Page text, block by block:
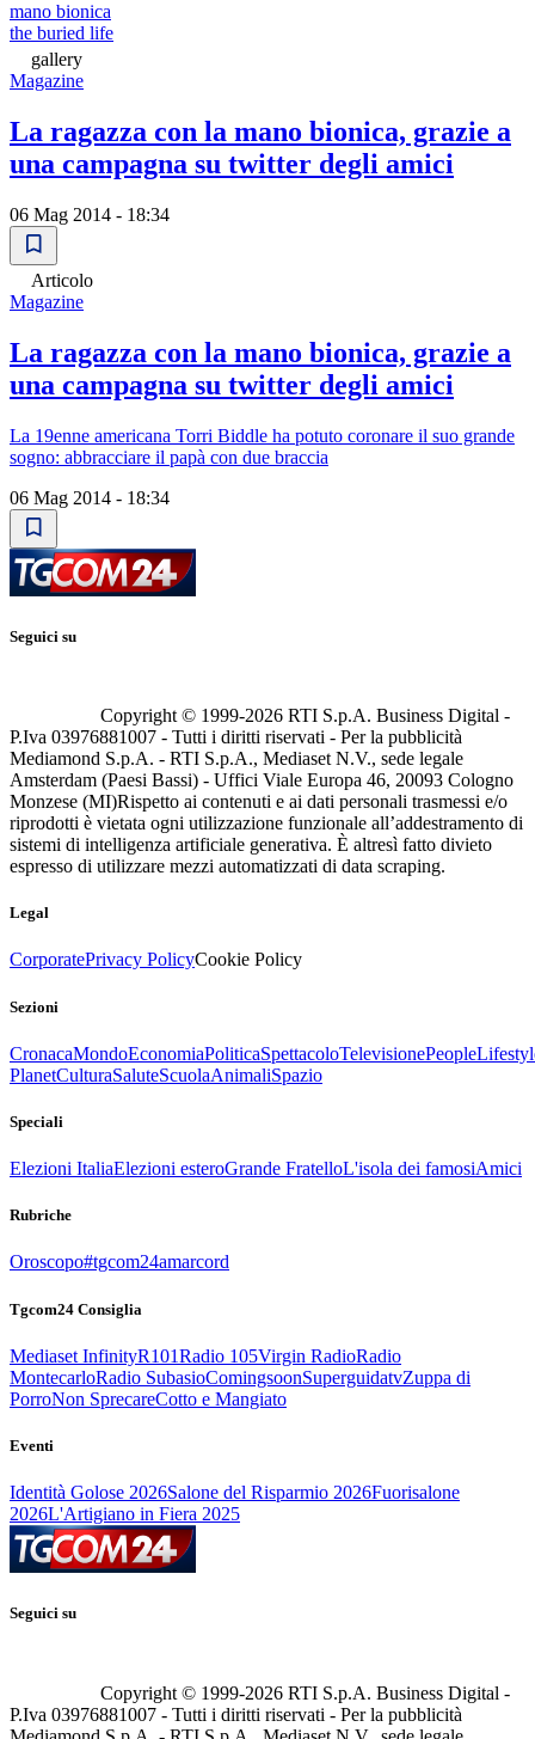
mano bionica
the buried life
gallery
Magazine
La ragazza con la mano bionica, grazie a
una campagna su twitter degli amici
06 Mag 2014 - 18:34
Articolo
Magazine
La ragazza con la mano bionica, grazie a
una campagna su twitter degli amici
La 19enne americana Torri Biddle ha potuto coronare il suo grande
sogno: abbracciare il papà con due braccia
06 Mag 2014 - 18:34
Seguici su
Copyright © 1999-2026 RTI S.p.A. Business Digital -
P.Iva 03976881007 - Tutti i diritti riservati - Per la pubblicità
Mediamond S.p.A. - RTI S.p.A., Mediaset N.V., sede legale
Amsterdam (Paesi Bassi) - Uffici Viale Europa 46, 20093 Cologno
Monzese (MI)Rispetto ai contenuti e ai dati personali trasmessi e/o
riprodotti è vietata ogni utilizzazione funzionale all’addestramento di
sistemi di intelligenza artificiale generativa. È altresì fatto divieto
espresso di utilizzare mezzi automatizzati di data scraping.
Legal
CorporatePrivacy PolicyCookie Policy
Sezioni
CronacaMondoEconomiaPoliticaSpettacoloTelevisionePeople
PlanetCulturaSaluteScuolaAnimaliSpazio
Speciali
Elezioni ItaliaElezioni esteroGrande FratelloL'isola dei famosiAmici
Rubriche
Oroscopo#tgcom24amarcord
Tgcom24 Consiglia
Mediaset InfinityR101Radio 105Virgin RadioRadio
MontecarloRadio SubasioComingsoonSuperguidatvZuppa di
PorroNon SprecareCotto e Mangiato
Eventi
Identità Golose 2026Salone del Risparmio 2026Fuorisalone
2026L'Artigiano in Fiera 2025
Seguici su
Copyright © 1999-2026 RTI S.p.A. Business Digital -
P.Iva 03976881007 - Tutti i diritti riservati - Per la pubblicità